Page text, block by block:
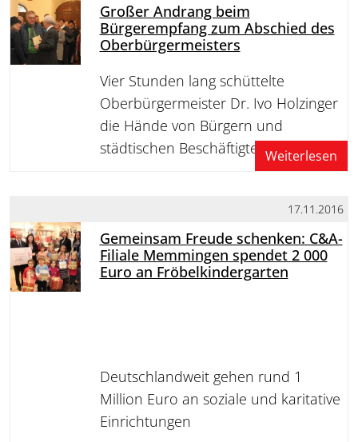
Großer Andrang beim
Bürgerempfang zum Abschied des
Oberbürgermeisters
Vier Stunden lang schüttelte
Oberbürgermeister Dr. Ivo Holzinger
die Hände von Bürgern und
städtischen BeschäftigtenWeiterlesen
17.11.2016
Gemeinsam Freude schenken: C&A-
Filiale Memmingen spendet 2 000
Euro an Fröbelkindergarten
Deutschlandweit gehen rund 1
Million Euro an soziale und karitative
Einrichtungen